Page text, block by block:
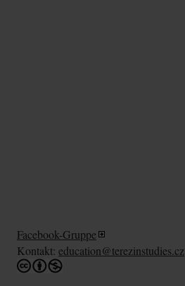
Facebook-Gruppe
Kontakt: education@terezinstudies.cz